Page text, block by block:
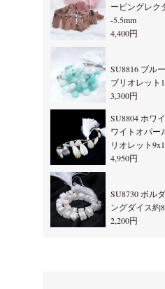
ービングレク
-5.5mm
4,400円
SU8816 ブル
ブリオレット
3,300円
SU8804 ホワ
ワイトオパー
リオレット
4,950円
SU8730 ボル
ングダイス約
2,200円